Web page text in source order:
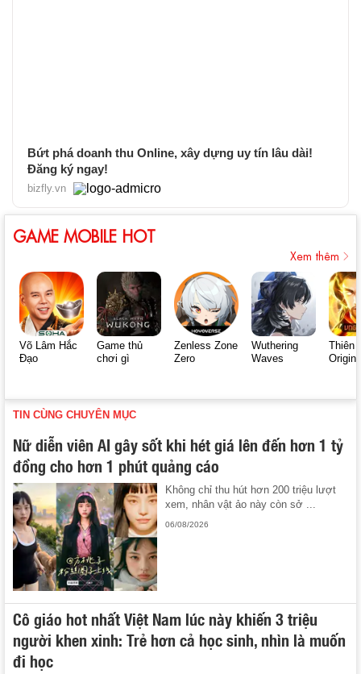
Bứt phá doanh thu Online, xây dựng uy tín lâu dài!
Đăng ký ngay!
bizfly.vn
GAME MOBILE HOT
Xem thêm
Võ Lâm Hắc
Đạo
Game thủ
chơi gì
Zenless Zone
Zero
Wuthering
Waves
Thiên
Origin
TIN CÙNG CHUYÊN MỤC
Nữ diễn viên AI gây sốt khi hét giá lên đến hơn 1 tỷ
đồng cho hơn 1 phút quảng cáo
Không chỉ thu hút hơn 200 triệu lượt
xem, nhân vật ảo này còn sở ...
06/08/2026
Cô giáo hot nhất Việt Nam lúc này khiến 3 triệu
người khen xinh: Trẻ hơn cả học sinh, nhìn là muốn
đi học